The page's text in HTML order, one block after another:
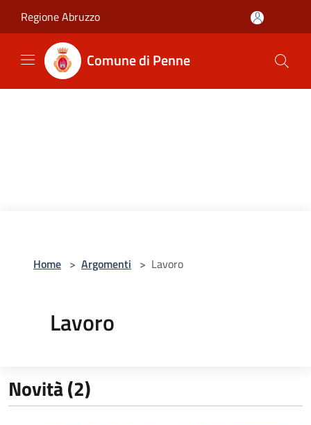
Regione Abruzzo
Comune di Penne
Home > Argomenti > Lavoro
Lavoro
Novità (2)